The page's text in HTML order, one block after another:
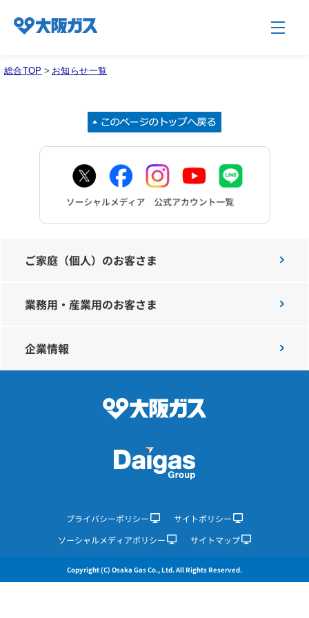
企業情報
業務用・産業用のお客さま
企業情報TOP
企業/グループについて
社会貢献
技術開発
サステナビリティ
IR情報
プレスリリース
総合TOP > お知らせ一覧
ご家庭（個人）のお客さま
業務用・産業用のお客さま
企業情報
プライバシーポリシー
サイトポリシー
ソーシャルメディアポリシー
サイトマップ
Copyright (C) Osaka Gas Co., Ltd. All Rights Reserved.